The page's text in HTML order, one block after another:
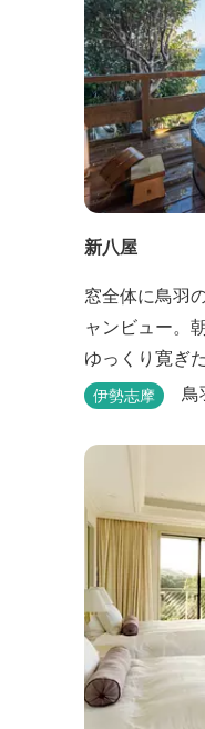
新八屋
窓全体に鳥羽
ャンビュー。
ゆっくり寛ぎ
露天の湯船か
上げる名物「
伊勢志摩 鳥